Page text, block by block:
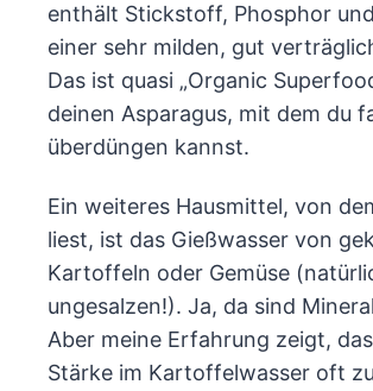
enthält Stickstoff, Phosphor
einer sehr milden, gut
Das ist quasi „Organic
deinen Asparagus, mit dem du
überdüngen kannst.
Ein weiteres Hausmittel, von
liest, ist das Gießwasser von
Kartoffeln oder Gemüse
ungesalzen!). Ja, da sind
Aber meine Erfahrung zeigt,
Stärke im Kartoffelwasser oft zu